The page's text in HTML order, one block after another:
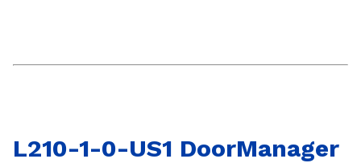
L210-1-0-US1 DoorManager